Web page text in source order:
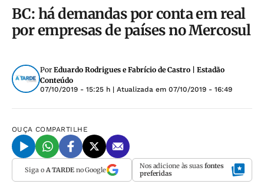
BC: há demandas por conta em real
por empresas de países no Mercosul
Por Eduardo Rodrigues e Fabrício de Castro | Estadão
Conteúdo
07/10/2019 - 15:25 h | Atualizada em 07/10/2019 - 16:49
OUÇA COMPARTILHE
Siga o A TARDEno Google Nos adicione às suas fontes
preferidas